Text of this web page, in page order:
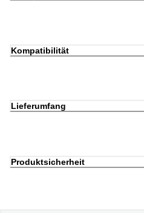
Kompatibilität
Lieferumfang
Produktsicherheit